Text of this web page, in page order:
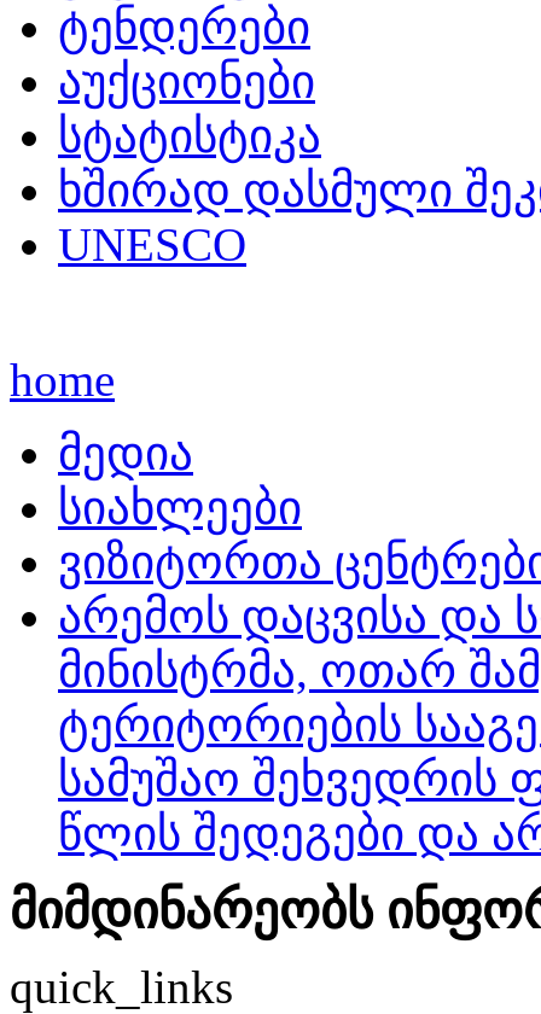
ტენდერები
აუქციონები
სტატისტიკა
ხშირად დასმული
UNESCO
home
მედია
სიახლეები
ვიზიტორთა
არემოს დაცვისა და
მინისტრმა, ოთარ
ტერიტორიების
სამუშაო შეხვედრის
წლის შედეგები და
მიმდინარეობს
quick_links